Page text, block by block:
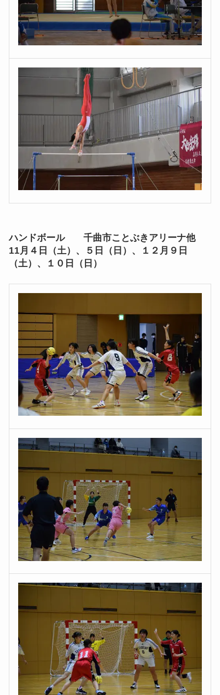
ハンドボール 千曲市ことぶきアリーナ他
11月４日（土）、５日（日）、１２月９日
（土）、１０日（日）